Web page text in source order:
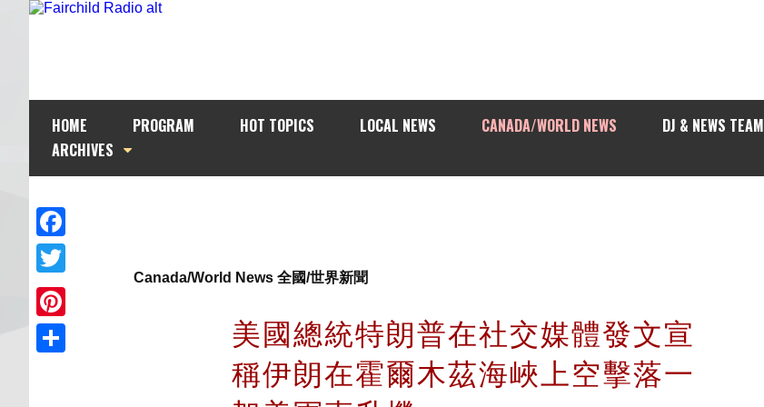
HOME PROGRAM HOT TOPICS LOCAL NEWS CANADA/WORLD NEWS DJ & NEWS TEAM
ARCHIVES
Facebook
Twitter
Pinterest
Canada/World News 全國/世界新聞
美國總統特朗普在社交媒體發文宣
稱伊朗在霍爾木茲海峽上空擊落一